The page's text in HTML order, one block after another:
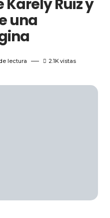
Karely Ruiz y
una
lectura 2.1Kvistas